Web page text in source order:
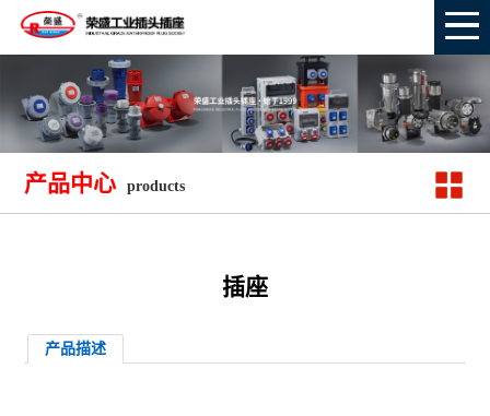
产品中心 products
插座
产品描述